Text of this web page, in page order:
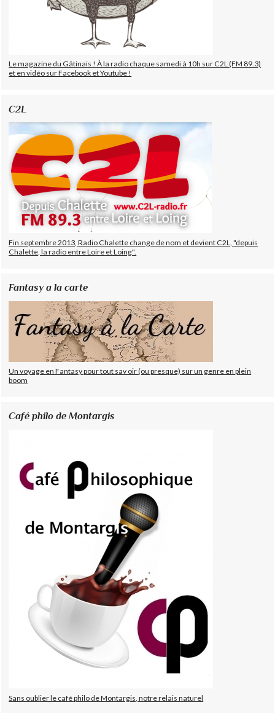
Le magazine du Gâtinais ! À la radio chaque samedi à 10h sur C2L (FM 89.3)
et en vidéo sur Facebook et Youtube !
C2L
Fin septembre 2013, Radio Chalette change de nom et devient C2L, "depuis
Chalette, la radio entre Loire et Loing".
Fantasy a la carte
Un voyage en Fantasy pour tout sav oir (ou presque) sur un genre en plein
boom
Café philo de Montargis
Sans oublier le café philo de Montargis, notre relais naturel